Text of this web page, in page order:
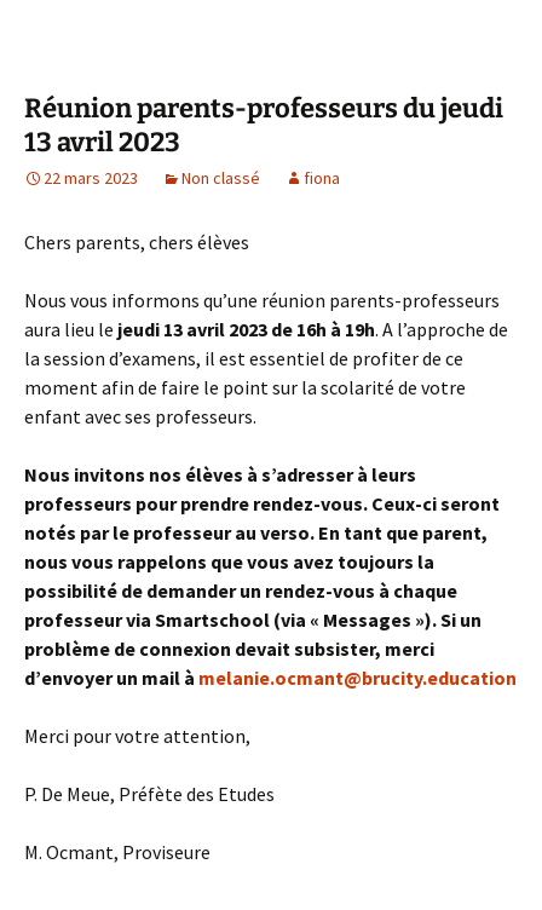
Réunion parents-professeurs du jeudi
13 avril 2023
22 mars 2023 Non classé fiona
Chers parents, chers élèves
Nous vous informons qu’une réunion parents-professeurs
aura lieu le jeudi 13 avril 2023 de 16h à 19h. A l’approche de
la session d’examens, il est essentiel de profiter de ce
moment afin de faire le point sur la scolarité de votre
enfant avec ses professeurs.
Nous invitons nos élèves à s’adresser à leurs
professeurs pour prendre rendez-vous. Ceux-ci seront
notés par le professeur au verso. En tant que parent,
nous vous rappelons que vous avez toujours la
possibilité de demander un rendez-vous à chaque
professeur via Smartschool (via « Messages »). Si un
problème de connexion devait subsister, merci
d’envoyer un mail à melanie.ocmant@brucity.education
Merci pour votre attention,
P. De Meue, Préfète des Etudes
M. Ocmant, Proviseure